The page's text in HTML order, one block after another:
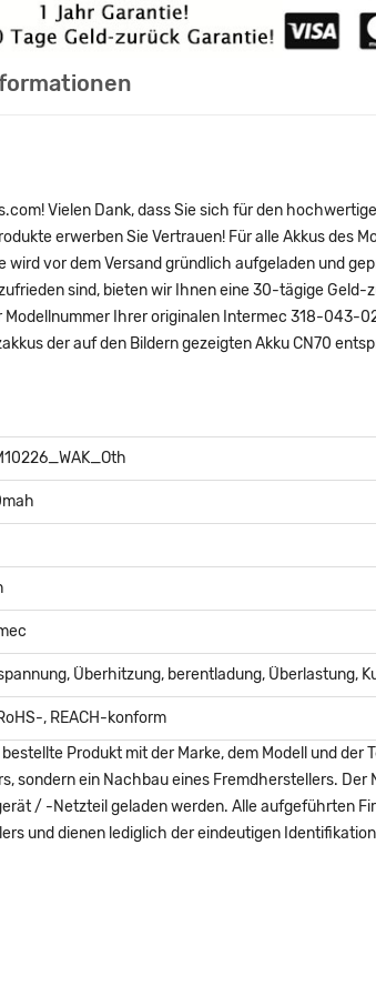
Vielen Dank, dass Sie sich für den
erwerben Sie Vertrauen! Für alle Akkus des
vor dem Versand gründlich aufgeladen und
sind, bieten wir Ihnen eine 30-tägige
Ihrer originalen Intermec 318-043-
der auf den Bildern gezeigten Akku CN70
Überhitzung, berentladung, Überlastung,
, REACH-konform
Produkt mit der Marke, dem Modell und der
sondern ein Nachbau eines Fremdherstellers.
/ -Netzteil geladen werden. Alle aufgeführten
und dienen lediglich der eindeutigen